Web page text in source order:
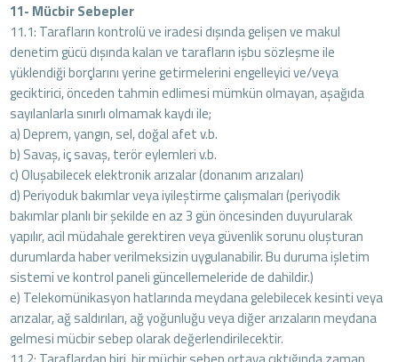
11- Mücbir Sebepler
11.1: Tarafların kontrolü ve iradesi dışında gelişen ve makul
denetim gücü dışında kalan ve tarafların işbu sözleşme ile
yüklendiği borçlarını yerine getirmelerini engelleyici ve/veya
geciktirici, önceden tahmin edlimesi mümkün olmayan, aşağıda
sayılanlarla sınırlı olmamak kaydı ile;
a) Deprem, yangın, sel, doğal afet v.b.
b) Savaş, iç savaş, terör eylemleri v.b.
c) Oluşabilecek elektronik arızalar (donanım arızaları)
d) Periyoduk bakımlar veya iyileştirme çalışmaları (periyodik
bakımlar planlı bir şekilde en az 3 gün öncesinden duyurularak
yapılır, acil müdahale gerektiren veya güvenlik sorunu oluşturan
durumlarda haber verilmeksizin uygulanabilir. Bu duruma işletim
sistemi ve kontrol paneli güncellemeleride de dahildir.)
e) Telekomünikasyon hatlarında meydana gelebilecek kesinti veya
arızalar, ağ saldırıları, ağ yoğunluğu veya diğer arızaların meydana
gelmesi mücbir sebep olarak değerlendirilecektir.